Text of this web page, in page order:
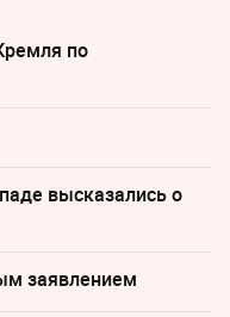
по
высказались о
заявлением